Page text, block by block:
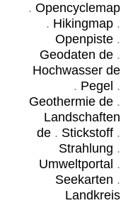
. Opencyclemap
. Hikingmap.
Openpiste.
Geodaten de.
Hochwasser de
. Pegel .
Geothermie de.
Landschaften
de. Stickstoff.
Strahlung .
Umweltportal .
Seekarten .
Landkreis